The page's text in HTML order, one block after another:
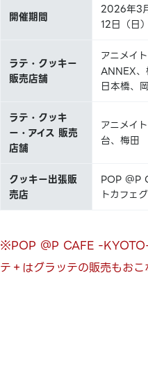
開催期間
2026年3
12日（日）
ラテ・クッキー
販売店舗
アニメイ
ANNEX、
日本橋、
ラテ・クッキ
ー・アイス 販売
店舗
アニメイ
台、梅田
クッキー出張販
売店
POP ＠P
トカフェ
※POP ＠P CAFE -
テ＋はグラッテの販売もおこ